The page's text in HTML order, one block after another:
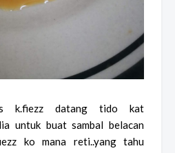
k.fiezz datang tido kat
untuk buat sambal belacan
ko mana reti..yang tahu